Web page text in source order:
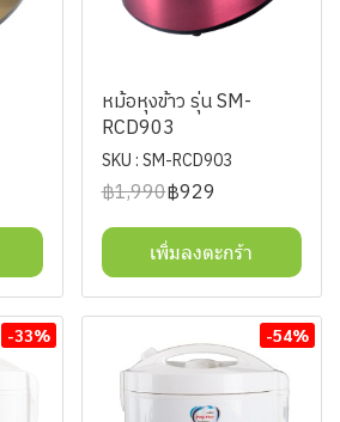
หม้อหุงข้าว รุ่น SM-
RCD903
SKU : SM-RCD903
฿1,990฿929
เพิ่มลงตะกร้า
-33% -54%